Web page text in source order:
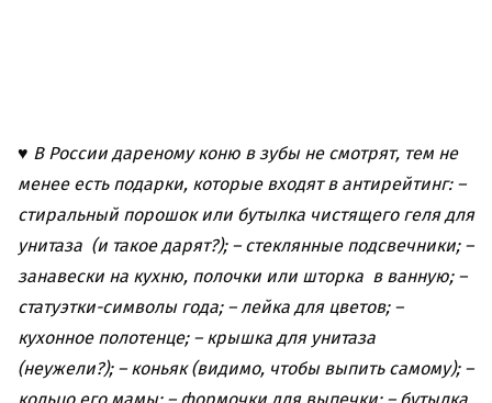
♥ В России дареному коню в зубы не смотрят, тем не
менее есть подарки, которые входят в антирейтинг: –
стиральный порошок или бутылка чистящего геля для
унитаза (и такое дарят?); – стеклянные подсвечники; –
занавески на кухню, полочки или шторка в ванную; –
статуэтки-символы года; – лейка для цветов; –
кухонное полотенце; – крышка для унитаза
(неужели?); – коньяк (видимо, чтобы выпить самому); –